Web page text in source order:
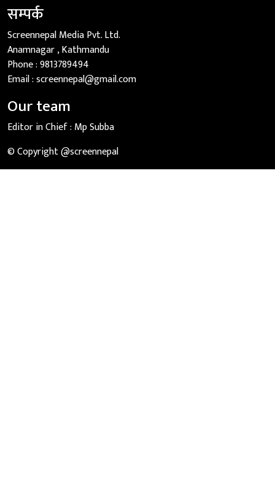
सम्पर्क
Screennepal Media Pvt. Ltd.
Anamnagar , Kathmandu
Phone :9813789494
Email :screennepal@gmail.com
Our team
Editor in Chief : Mp Subba
© Copyright @screennepal